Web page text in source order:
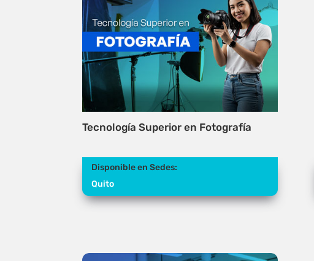
Tecnología Superior en Fotografía
Disponible en Sedes:
Quito